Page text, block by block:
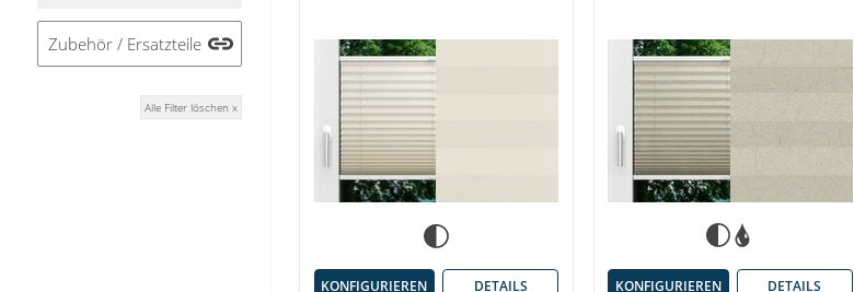
Zubehör / Ersatzteile
Alle Filter löschen x
KONFIGURIEREN DETAILS KONFIGURIEREN DETAILS